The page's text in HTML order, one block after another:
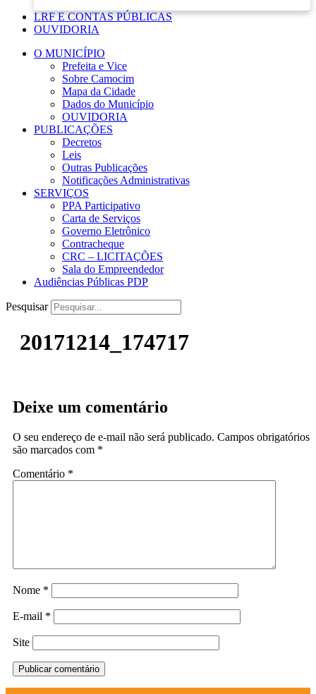
LRF E CONTAS PÚBLICAS
OUVIDORIA
O MUNICÍPIO
Prefeita e Vice
Sobre Camocim
Mapa da Cidade
Dados do Município
OUVIDORIA
PUBLICAÇÕES
Decretos
Leis
Outras Publicações
Notificações Administrativas
SERVIÇOS
PPA Participativo
Carta de Serviços
Governo Eletrônico
Contracheque
CRC – LICITAÇÕES
Sala do Empreendedor
Audiências Públicas PDP
Pesquisar
20171214_174717
Deixe um comentário
O seu endereço de e-mail não será publicado. Campos obrigatórios
são marcados com *
Comentário *
Nome *
E-mail *
Site